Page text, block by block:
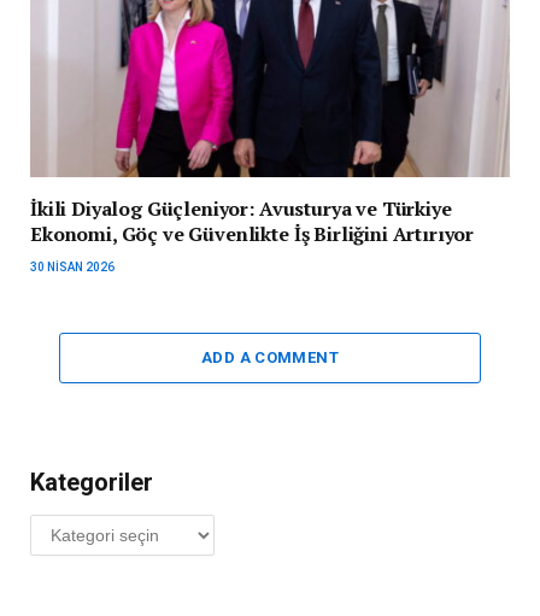
İkili Diyalog Güçleniyor: Avusturya ve Türkiye
Ekonomi, Göç ve Güvenlikte İş Birliğini Artırıyor
30 NISAN 2026
ADD A COMMENT
Kategoriler
Kategoriler